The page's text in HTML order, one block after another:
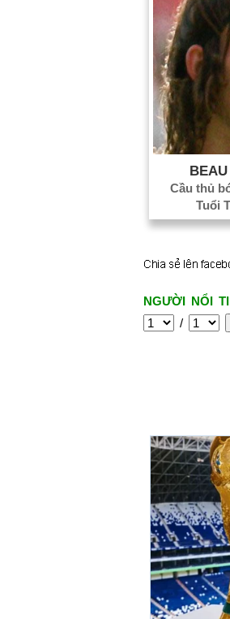
Cầu thủ
Tuổi
NGƯỜI NỔI
/